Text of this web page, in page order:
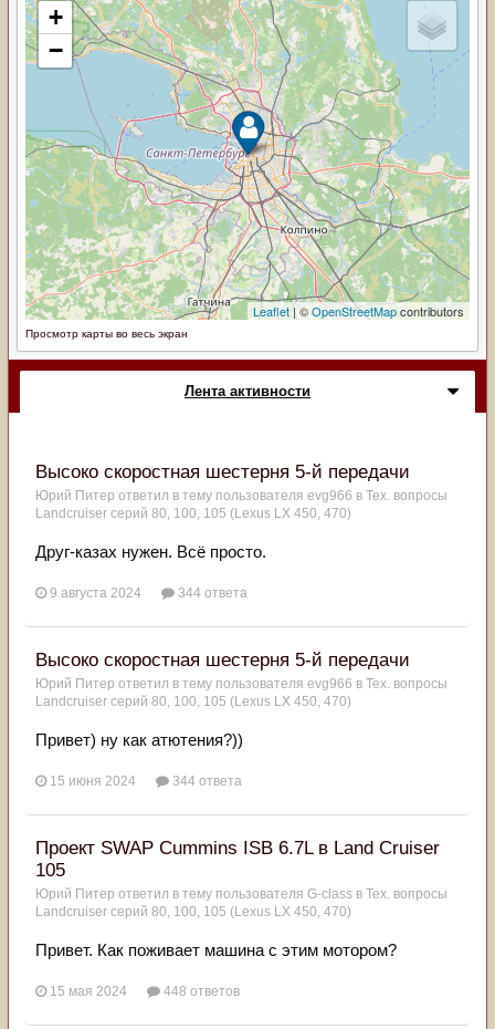
Просмотр карты во весь экран
Лента активности
Высоко скоростная шестерня 5-й передачи
Юрий Питер ответил в тему пользователя evg966 в Тех. вопросы
Landcruiser серий 80, 100, 105 (Lexus LX 450, 470)
Друг-казах нужен. Всё просто.
9 августа 2024 344 ответа
Высоко скоростная шестерня 5-й передачи
Юрий Питер ответил в тему пользователя evg966 в Тех. вопросы
Landcruiser серий 80, 100, 105 (Lexus LX 450, 470)
Привет) ну как атютения?))
15 июня 2024 344 ответа
Проект SWAP Cummins ISB 6.7L в Land Cruiser
105
Юрий Питер ответил в тему пользователя G-class в Тех. вопросы
Landcruiser серий 80, 100, 105 (Lexus LX 450, 470)
Привет. Как поживает машина с этим мотором?
15 мая 2024 448 ответов